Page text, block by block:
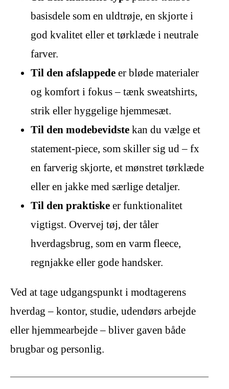
basisdele som en uldtrøje, en skjorte i
god kvalitet eller et tørklæde i neutrale
farver.
Til den afslappede er bløde materialer
og komfort i fokus – tænk sweatshirts,
strik eller hyggelige hjemmesæt.
Til den modebevidste kan du vælge et
statement-piece, som skiller sig ud – fx
en farverig skjorte, et mønstret tørklæde
eller en jakke med særlige detaljer.
Til den praktiske er funktionalitet
vigtigst. Overvej tøj, der tåler
hverdagsbrug, som en varm fleece,
regnjakke eller gode handsker.
Ved at tage udgangspunkt i modtagerens
hverdag – kontor, studie, udendørs arbejde
eller hjemmearbejde – bliver gaven både
brugbar og personlig.